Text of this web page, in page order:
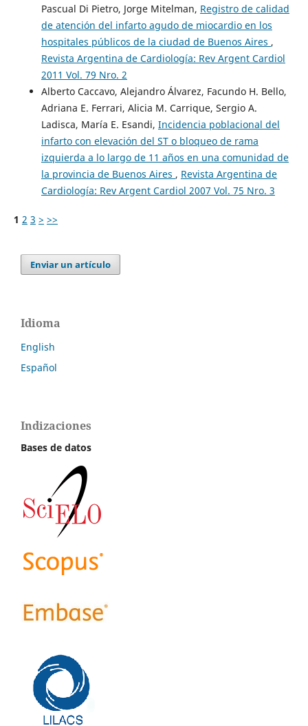
Pascual Di Pietro, Jorge Mitelman, Registro de calidad
de atención del infarto agudo de miocardio en los
hospitales públicos de la ciudad de Buenos Aires ,
Revista Argentina de Cardiología: Rev Argent Cardiol
2011 Vol. 79 Nro. 2
Alberto Caccavo, Alejandro Álvarez, Facundo H. Bello,
Adriana E. Ferrari, Alicia M. Carrique, Sergio A.
Ladisca, María E. Esandi, Incidencia poblacional del
infarto con elevación del ST o bloqueo de rama
izquierda a lo largo de 11 años en una comunidad de
la provincia de Buenos Aires , Revista Argentina de
Cardiología: Rev Argent Cardiol 2007 Vol. 75 Nro. 3
1 2 3 > >>
Enviar un artículo
Idioma
English
Español
Indizaciones
Bases de datos